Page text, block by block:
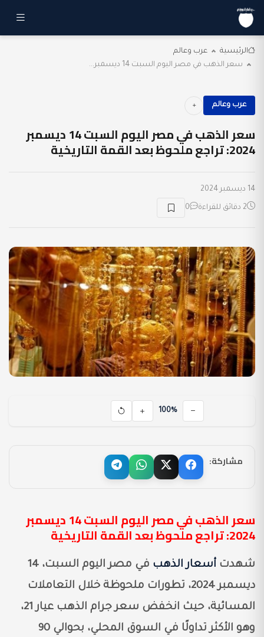
الرئيسية
عرب وعالم
سعر الذهب في مصر اليوم السبت 14 ديسمبر...
عرب وعالم
سعر الذهب في مصر اليوم السبت 14 ديسمبر
2024: تراجع ملحوظ بعد القمة التاريخية
14 ديسمبر 2024
2 دقائق للقراءة 0
100%
مشاركة:
سعر الذهب في مصر اليوم السبت 14 ديسمبر
2024: تراجع ملحوظ بعد القمة التاريخية
شهدت أسعار الذهب
في مصر اليوم السبت، 14
ديسمبر 2024، تطورات ملحوظة خلال التعاملات
المسائية، حيث انخفض سعر جرام الذهب عيار 21،
وهو الأكثر تداولًا في السوق المحلي، بحوالي 90